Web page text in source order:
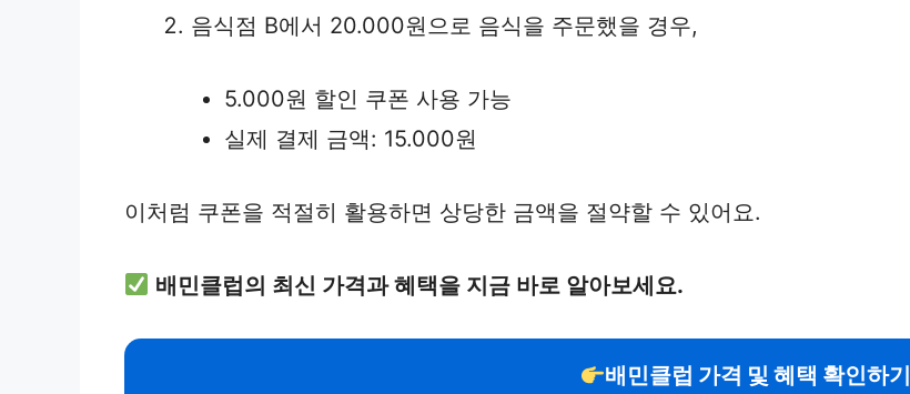
음식점 B에서 20.000원으로 음식을 주문했을 경우,
5.000원 할인 쿠폰 사용 가능
실제 결제 금액: 15.000원
이처럼 쿠폰을 적절히 활용하면 상당한 금액을 절약할 수 있어요.
배민클럽의 최신 가격과 혜택을 지금 바로 알아보세요.
배민클럽 가격 및 혜택 확인하기